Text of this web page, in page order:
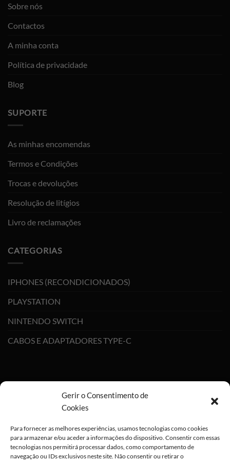
ALGO GRANDE
ESTÁ PARA
Gerir o Consentimento de
Cookies
Para fornecer as melhores experiências, usamos tecnologias como cookies
para armazenar e/ou aceder a informações do dispositivo. Consentir com essas
tecnologias nos permitirá processar dados, como comportamento de
navegação ou IDs exclusivos neste site. Não consentir ou retirar o
Sobre nós
Contactos
A minha conta
Política de privacidade
Blog
SUPORTE
As minhas encomendas
Termos e Condições
Trocas e devoluções
Resolução de litígios
Livro de reclamações
CATEGORIAS
IPHONES (RECONDICIONADOS)
PLAYSTATION
NINTENDO SWITCH
CABOS E ADAPTADORES TYPE-C